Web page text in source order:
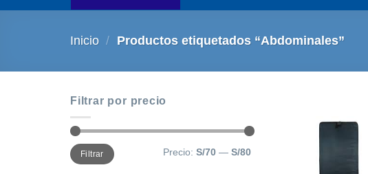
Inicio / Productos etiquetados “Abdominales”
Filtrar por precio
Precio
mínimo
Precio
máximo
Filtrar Precio: S/70— S/80